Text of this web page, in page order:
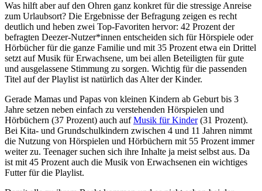
Was hilft aber auf den Ohren ganz konkret für die stressige Anreise
zum Urlaubsort? Die Ergebnisse der Befragung zeigen es recht
deutlich und heben zwei Top-Favoriten hervor: 42 Prozent der
befragten Deezer-Nutzer*innen entscheiden sich für Hörspiele oder
Hörbücher für die ganze Familie und mit 35 Prozent etwa ein Drittel
setzt auf Musik für Erwachsene, um bei allen Beteiligten für gute
und ausgelassene Stimmung zu sorgen. Wichtig für die passenden
Titel auf der Playlist ist natürlich das Alter der Kinder.
Gerade Mamas und Papas von kleinen Kindern ab Geburt bis 3
Jahre setzen neben einfach zu verstehenden Hörspielen und
Hörbüchern (37 Prozent) auch aufMusik für Kinder(31 Prozent).
Bei Kita- und Grundschulkindern zwischen 4 und 11 Jahren nimmt
die Nutzung von Hörspielen und Hörbüchern mit 55 Prozent immer
weiter zu. Teenager suchen sich ihre Inhalte ja meist selbst aus. Da
ist mit 45 Prozent auch die Musik von Erwachsenen ein wichtiges
Futter für die Playlist.